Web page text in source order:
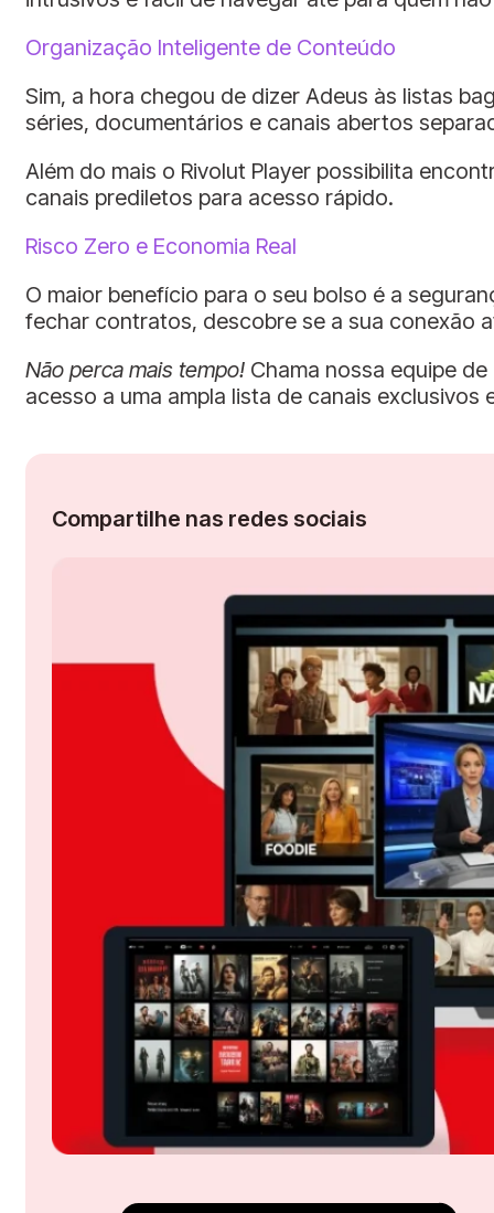
Organização Inteligente de Conteúdo
Sim, a hora chegou de dizer Adeus às listas
séries, documentários e canais abertos
Além do mais o Rivolut Player possibilita
canais prediletos para acesso rápido.
Risco Zero e Economia Real
O maior benefício para o seu bolso é a
fechar contratos, descobre se a sua conexão
Não perca mais tempo! Chama nossa equipe
acesso a uma ampla lista de canais exclusivos
Compartilhe nas redes sociais